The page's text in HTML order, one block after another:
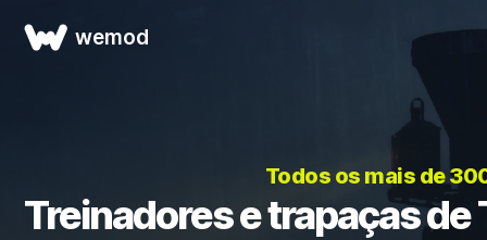
wemod
Todos os mais de
Treinadores e trapaças de